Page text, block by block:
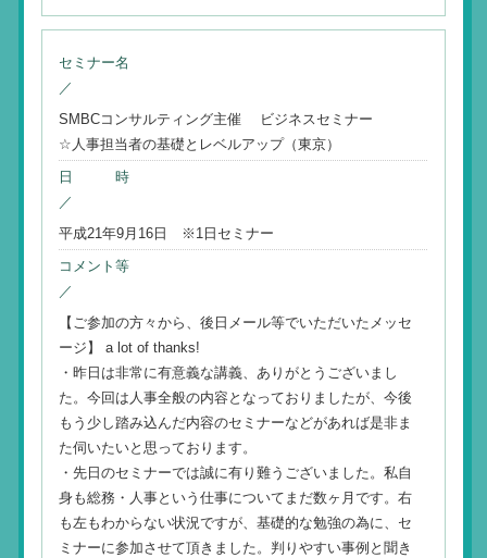
セミナー名
／
SMBCコンサルティング主催 ビジネスセミナー
☆人事担当者の基礎とレベルアップ（東京）
日 時
／
平成21年9月16日 ※1日セミナー
コメント等
／
【ご参加の方々から、後日メール等でいただいたメッセ
ージ】 a lot of thanks!
・昨日は非常に有意義な講義、ありがとうございまし
た。今回は人事全般の内容となっておりましたが、今後
もう少し踏み込んだ内容のセミナーなどがあれば是非ま
た伺いたいと思っております。
・先日のセミナーでは誠に有り難うございました。私自
身も総務・人事という仕事についてまだ数ヶ月です。右
も左もわからない状況ですが、基礎的な勉強の為に、セ
ミナーに参加させて頂きました。判りやすい事例と聞き